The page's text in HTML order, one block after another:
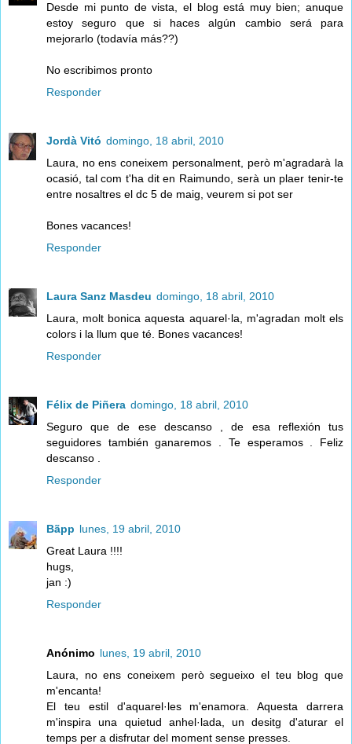
Desde mi punto de vista, el blog está muy bien; anuque
estoy seguro que si haces algún cambio será para
mejorarlo (todavía más??)
No escribimos pronto
Responder
Jordà Vitó domingo, 18 abril, 2010
Laura, no ens coneixem personalment, però m'agradarà la
ocasió, tal com t'ha dit en Raimundo, serà un plaer tenir-te
entre nosaltres el dc 5 de maig, veurem si pot ser
Bones vacances!
Responder
Laura Sanz Masdeu domingo, 18 abril, 2010
Laura, molt bonica aquesta aquarel·la, m'agradan molt els
colors i la llum que té. Bones vacances!
Responder
Félix de Piñera domingo, 18 abril, 2010
Seguro que de ese descanso , de esa reflexión tus
seguidores también ganaremos . Te esperamos . Feliz
descanso .
Responder
Bãpp lunes, 19 abril, 2010
Great Laura !!!!
hugs,
jan :)
Responder
Anónimo lunes, 19 abril, 2010
Laura, no ens coneixem però segueixo el teu blog que
m'encanta!
El teu estil d'aquarel·les m'enamora. Aquesta darrera
m'inspira una quietud anhel·lada, un desitg d'aturar el
temps per a disfrutar del moment sense presses.